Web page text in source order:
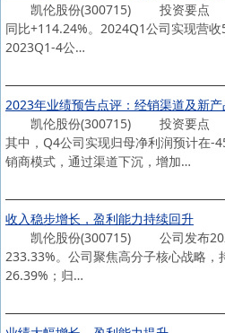
凯伦股份(300715) 投资要点 事件
同比+114.24%。2024Q1公司实现营
2023Q1-4公…
2023年业绩预告点评：经销渠道及新
凯伦股份(300715) 投资要点 事件
其中，Q4公司实现归母净利润预计
销商模式，通过渠道下沉，增加…
收入稳步增长，盈利能力持续回升
凯伦股份(300715) 公司发布2023
233.33%。公司聚焦高分子核心战
26.39%；归…